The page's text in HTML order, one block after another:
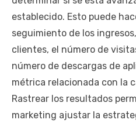
establecido. Esto puede
seguimiento de los
clientes, el número de
número de descargas de
métrica relacionada con la
Rastrear los resultados
marketing ajustar la